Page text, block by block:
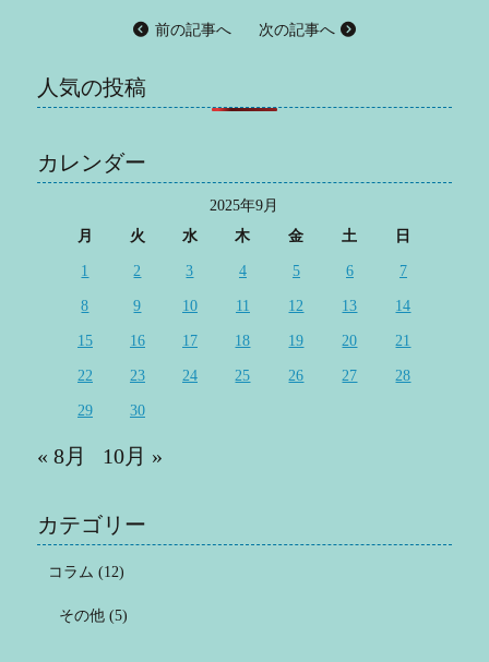
前の記事へ 次の記事へ
人気の投稿
カレンダー
2025年9月
月
火 水 木 金 土 日
1 2 3 4 5 6 7
8 9 10 11 12 13 14
15 16 17 18 19 20 21
22 23 24 25 26 27 28
29 30
« 8月 10月 »
カテゴリー
コラム (12)
その他(5)